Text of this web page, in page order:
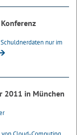
nur im
2011 in München